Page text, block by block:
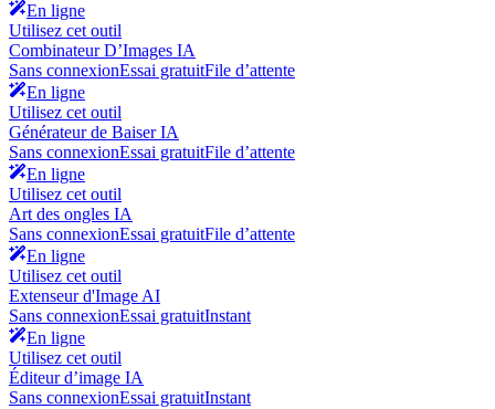
En ligne
Utilisez cet outil
Combinateur D’Images IA
Sans connexionEssai gratuitFile d’attente
En ligne
Utilisez cet outil
Générateur de Baiser IA
Sans connexionEssai gratuitFile d’attente
En ligne
Utilisez cet outil
Art des ongles IA
Sans connexionEssai gratuitFile d’attente
En ligne
Utilisez cet outil
Extenseur d'Image AI
Sans connexionEssai gratuitInstant
En ligne
Utilisez cet outil
Éditeur d’image IA
Sans connexionEssai gratuitInstant